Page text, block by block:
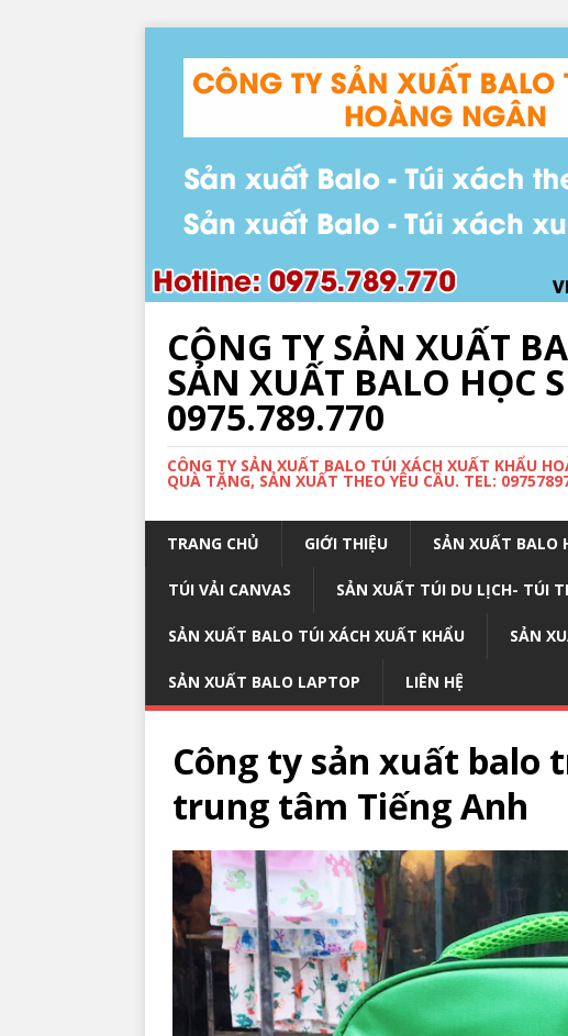
CÔNG TY SẢN XUẤT
SẢN XUẤT BALO HỌC
0975.789.770
CÔNG TY SẢN XUẤT BALO TÚI XÁCH XUẤT KHẨU
QUÀ TẶNG, SẢN XUẤT THEO YÊU CẦU. TEL:
TRANG CHỦ GIỚI THIỆU SẢN XUẤT BALO
TÚI VẢI CANVAS SẢN XUẤT TÚI DU LỊCH- TÚI
SẢN XUẤT BALO TÚI XÁCH XUẤT KHẨU SẢN
SẢN XUẤT BALO LAPTOP LIÊN HỆ
Công ty sản xuất balo
trung tâm Tiếng Anh